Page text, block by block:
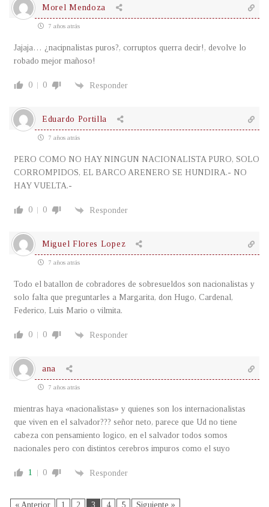
Morel Mendoza
7 años atrás
Jajaja… ¿nacipnalistas puros?, corruptos querra decir!, devolve lo
robado mejor mañoso!
0 0 Responder
Eduardo Portilla
7 años atrás
PERO COMO NO HAY NINGUN NACIONALISTA PURO, SOLO
CORROMPIDOS, EL BARCO ARENERO SE HUNDIRA.- NO
HAY VUELTA.-
0 0 Responder
Miguel Flores Lopez
7 años atrás
Todo el batallon de cobradores de sobresueldos son nacionalistas y
solo falta que preguntarles a Margarita, don Hugo, Cardenal,
Federico, Luis Mario o vilmita.
0 0 Responder
ana
7 años atrás
mientras haya «nacionalistas» y quienes son los internacionalistas
que viven en el salvador??? señor neto, parece que Ud no tiene
cabeza con pensamiento logico, en el salvador todos somos
nacionales pero con distintos cerebros impuros como el suyo
1 0 Responder
« Anterior 1 2 3 4 5 Siguiente »